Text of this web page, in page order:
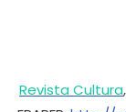
Revista Cultura